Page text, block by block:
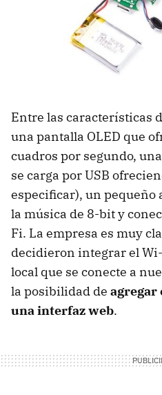
Entre las características
una pantalla OLED que
cuadros por segundo,
se carga por USB
especificar), un
la música de 8-bit y
Fi. La empresa es muy
decidieron integrar el
local que se conecte a
la posibilidad de agregar
una interfaz web.